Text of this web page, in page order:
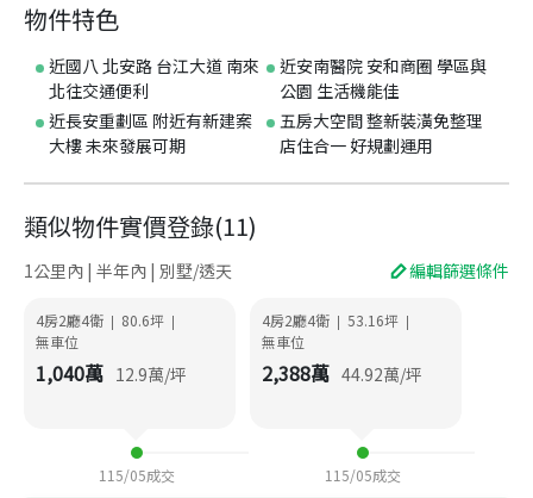
物件特色
近國八 北安路 台江大道 南來
北往交通便利
近安南醫院 安和商圈 學區與
公園 生活機能佳
近長安重劃區 附近有新建案
大樓 未來發展可期
五房大空間 整新裝潢免整理
店住合一 好規劃運用
類似物件實價登錄(11)
1公里內 | 半年內 | 別墅/透天 編輯篩選條件
4房2廳4衛 | 80.6坪 |
無車位
1,040萬 12.9萬/坪
115/05成交
4房2廳4衛 | 53.16坪 |
無車位
2,388萬 44.92萬/坪
115/05成交